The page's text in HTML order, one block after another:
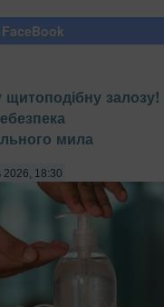
FaceBook
залозу!
мила
2026, 18:30